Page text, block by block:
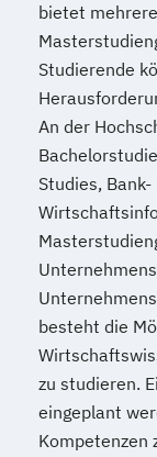
bietet
Studierende
An der
Studies,
besteht die
zu studieren.
eingeplant